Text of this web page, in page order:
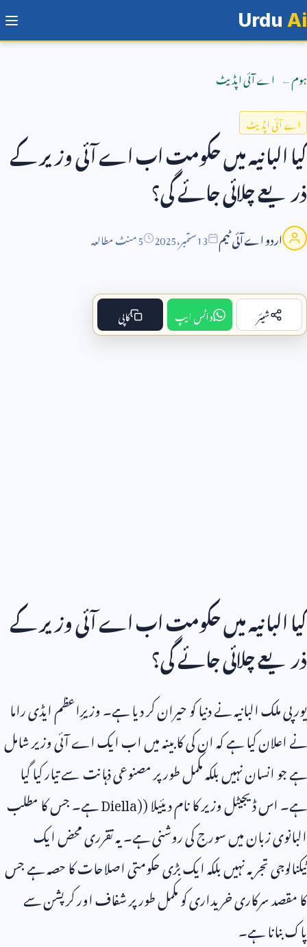
Urdu Ai
ہوم اے آئی اپڈیٹ
اے آئی اپڈیٹ
کیا البانیہ میں حکومت اب اے آئی وزیر کے
ذریعے چلائی جائے گی؟
اردو اے آئی ٹیم 13ستمبر،2025 5 منٹ مطالعہ
کیا البانیہ میں حکومت اب اے آئی وزیر کے
ذریعے چلائی جائے گی؟
یورپی ملک البانیہ نے دنیا کو حیران کر دیا ہے۔ وزیرِاعظم ایڈی راما
نے اعلان کیا ہے کہ ان کی کابینہ میں اب ایک اے آئی وزیر شامل
ہے جو انسان نہیں بلکہ مکمل طور پر مصنوعی ذہانت سے تیار کیا گیا
ہے۔ اس ڈیجیٹل وزیر کا نام دیئیلا (Diella)ہے۔ جس کا مطلب
البانوی زبان میں سورج کی روشنی ہے۔ یہ تقرری محض ایک
ٹیکنالوجی تجربہ نہیں بلکہ ایک بڑی حکومتی اصلاحات کا حصہ ہے جس
کا مقصد سرکاری خریداری کو مکمل طور پر شفاف اور کرپشن سے
پاک بنانا ہے۔
شیئر واٹس ایپ کاپی